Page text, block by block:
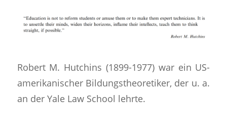
Robert M. Hutchins (1899-1977) war ein US-
amerikanischer Bildungstheoretiker, der u. a.
an der Yale Law School lehrte.